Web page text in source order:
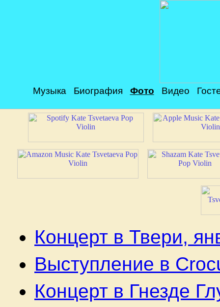
Музыка Биография Фото Видео
Концерт в Твери,
Выступление в
Концерт в Гнезде